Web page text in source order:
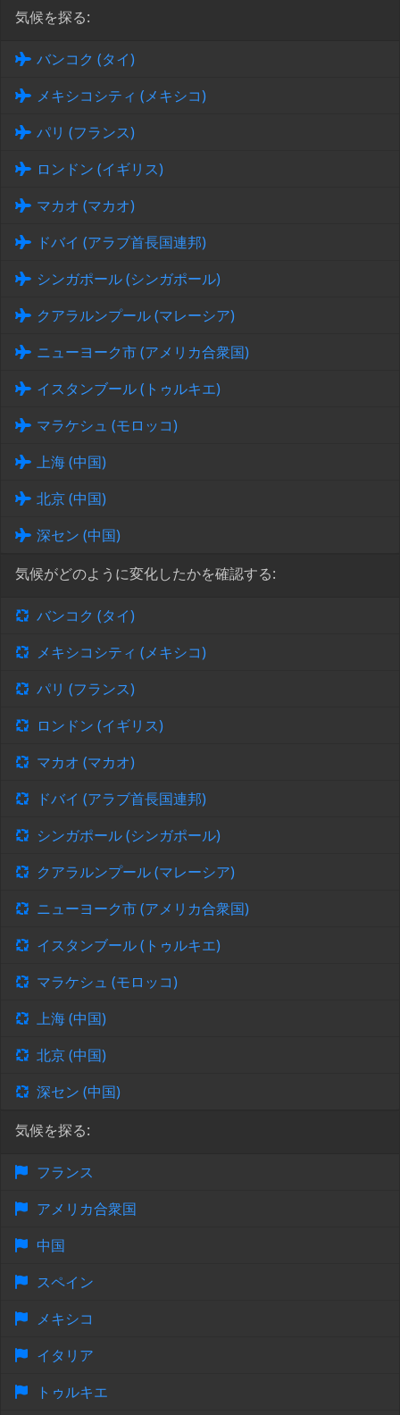
気候を探る:
バンコク (タイ)
メキシコシティ (メキシコ)
パリ (フランス)
ロンドン (イギリス)
マカオ (マカオ)
ドバイ (アラブ首長国連邦)
シンガポール (シンガポール)
クアラルンプール (マレーシア)
ニューヨーク市 (アメリカ合衆国)
イスタンブール (トゥルキエ)
マラケシュ (モロッコ)
上海 (中国)
北京 (中国)
深セン (中国)
気候がどのように変化したかを確認する:
バンコク (タイ)
メキシコシティ (メキシコ)
パリ (フランス)
ロンドン (イギリス)
マカオ (マカオ)
ドバイ (アラブ首長国連邦)
シンガポール (シンガポール)
クアラルンプール (マレーシア)
ニューヨーク市 (アメリカ合衆国)
イスタンブール (トゥルキエ)
マラケシュ (モロッコ)
上海 (中国)
北京 (中国)
深セン (中国)
気候を探る:
フランス
アメリカ合衆国
中国
スペイン
メキシコ
イタリア
トゥルキエ